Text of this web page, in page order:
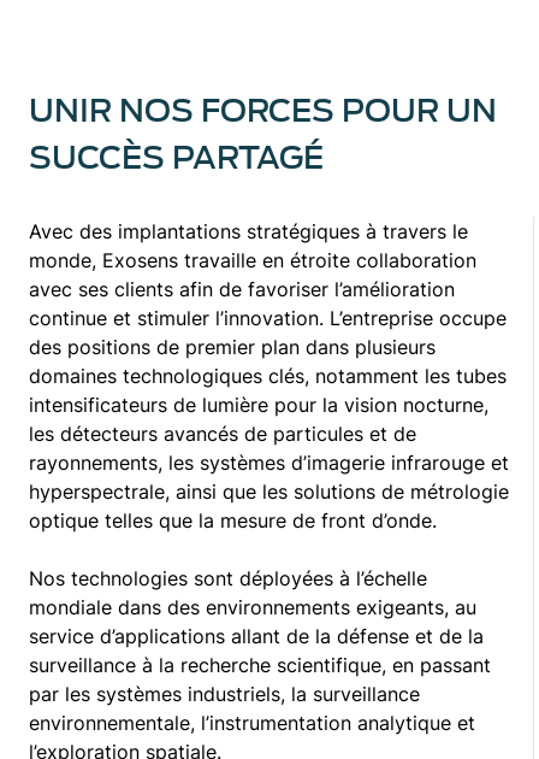
UNIR NOS FORCES POUR UN
SUCCÈS PARTAGÉ
Avec des implantations stratégiques à travers le
monde, Exosens travaille en étroite collaboration
avec ses clients afin de favoriser l’amélioration
continue et stimuler l’innovation. L’entreprise occupe
des positions de premier plan dans plusieurs
domaines technologiques clés, notamment les tubes
intensificateurs de lumière pour la vision nocturne,
les détecteurs avancés de particules et de
rayonnements, les systèmes d’imagerie infrarouge et
hyperspectrale, ainsi que les solutions de métrologie
optique telles que la mesure de front d’onde.
Nos technologies sont déployées à l’échelle
mondiale dans des environnements exigeants, au
service d’applications allant de la défense et de la
surveillance à la recherche scientifique, en passant
par les systèmes industriels, la surveillance
environnementale, l’instrumentation analytique et
l’exploration spatiale.